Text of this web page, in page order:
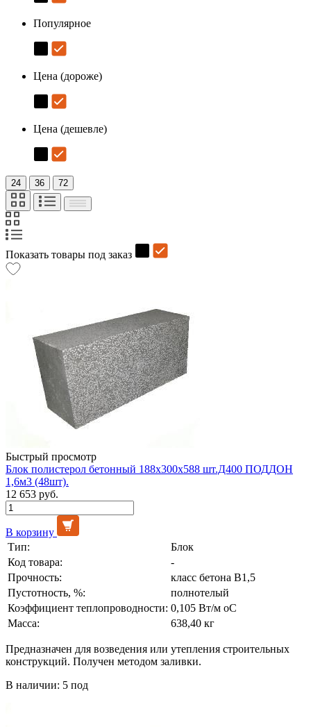
Популярное
Цена (дороже)
Цена (дешевле)
24 36 72
Показать товары под заказ
Быстрый просмотр
Блок полистерол бетонный 188х300х588 шт.Д400 ПОДДОН
1,6м3 (48шт).
12 653 руб.
В корзину
Тип:
Блок
Код товара:
-
Прочность:
класс бетона В1,5
Пустотность, %:
полнотелый
Коэффициент теплопроводности: 0,105 Вт/м оС
Масса:
638,40 кг
Предназначен для возведения или утепления строительных
конструкций. Получен методом заливки.
В наличии: 5 под